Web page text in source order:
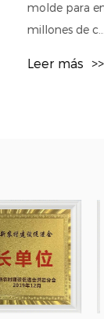
tiene que